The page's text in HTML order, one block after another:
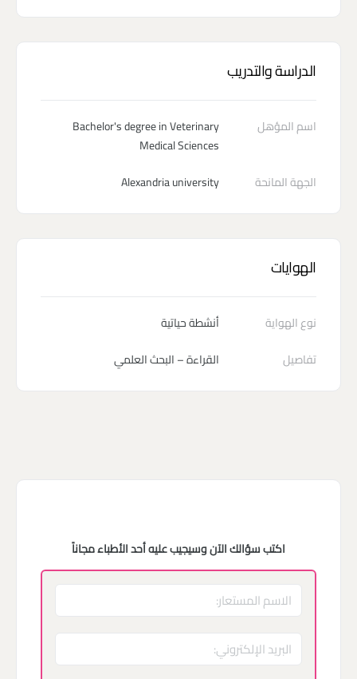
الدراسة والتدريب
اسم المؤهل
Bachelor's degree in Veterinary
Medical Sciences
الجهة المانحة
Alexandria university
الهوايات
نوع الهواية
أنشطة حياتية
تفاصيل
القراءة – البحث العلمي
اكتب سؤالك الآن وسيجيب عليه أحد الأطباء مجاناً